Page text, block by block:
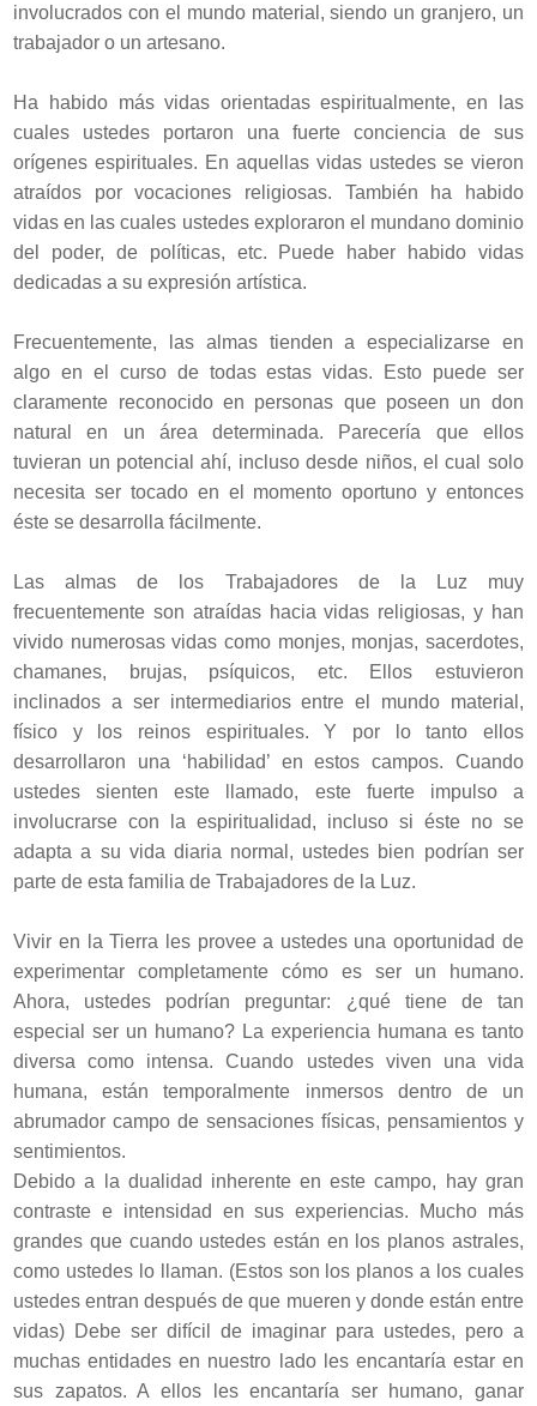
involucrados con el mundo material, siendo un granjero, un
trabajador o un artesano.
Ha habido más vidas orientadas espiritualmente, en las
cuales ustedes portaron una fuerte conciencia de sus
orígenes espirituales. En aquellas vidas ustedes se vieron
atraídos por vocaciones religiosas. También ha habido
vidas en las cuales ustedes exploraron el mundano dominio
del poder, de políticas, etc. Puede haber habido vidas
dedicadas a su expresión artística.
Frecuentemente, las almas tienden a especializarse en
algo en el curso de todas estas vidas. Esto puede ser
claramente reconocido en personas que poseen un don
natural en un área determinada. Parecería que ellos
tuvieran un potencial ahí, incluso desde niños, el cual solo
necesita ser tocado en el momento oportuno y entonces
éste se desarrolla fácilmente.
Las almas de los Trabajadores de la Luz muy
frecuentemente son atraídas hacia vidas religiosas, y han
vivido numerosas vidas como monjes, monjas, sacerdotes,
chamanes, brujas, psíquicos, etc. Ellos estuvieron
inclinados a ser intermediarios entre el mundo material,
físico y los reinos espirituales. Y por lo tanto ellos
desarrollaron una ‘habilidad’ en estos campos. Cuando
ustedes sienten este llamado, este fuerte impulso a
involucrarse con la espiritualidad, incluso si éste no se
adapta a su vida diaria normal, ustedes bien podrían ser
parte de esta familia de Trabajadores de la Luz.
Vivir en la Tierra les provee a ustedes una oportunidad de
experimentar completamente cómo es ser un humano.
Ahora, ustedes podrían preguntar: ¿qué tiene de tan
especial ser un humano? La experiencia humana es tanto
diversa como intensa. Cuando ustedes viven una vida
humana, están temporalmente inmersos dentro de un
abrumador campo de sensaciones físicas, pensamientos y
sentimientos.
Debido a la dualidad inherente en este campo, hay gran
contraste e intensidad en sus experiencias. Mucho más
grandes que cuando ustedes están en los planos astrales,
como ustedes lo llaman. (Estos son los planos a los cuales
ustedes entran después de que mueren y donde están entre
vidas) Debe ser difícil de imaginar para ustedes, pero a
muchas entidades en nuestro lado les encantaría estar en
sus zapatos. A ellos les encantaría ser humano, ganar